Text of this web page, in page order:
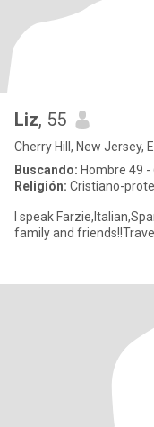
Liz, 55
Cherry Hill, New Jersey,
Buscando: Hombre 49 -
Religión: Cristiano-
I speak
family and